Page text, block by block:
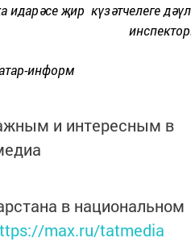
идарәсе җир күзәтчелеге
информ
и интересным в
в национальном
max.ru/tatmedia